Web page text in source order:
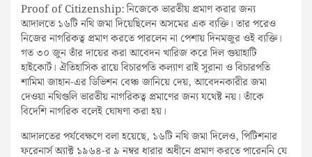
Proof of Citizenship: নিজেকে ভারতীয় প্রমাণ করার জন্য
আদালতে ১৬টি নথি জমা দিয়েছিলেন অসমের এক ব্যক্তি। তার পরেও
নিজের নাগরিকত্ব প্রমাণ করতে পারলেন না পেশায় দিনমজুর ওই ব্যক্তি।
গত ৩০ জুন তাঁর দায়ের করা আবেদন খারিজ করে দিল গুয়াহাটি
হাইকোর্ট। ঐতিহাসিক রায়ে বিচারপতি কল্যাণ রাই সুরানা ও বিচারপতি
শামিমা জাহান-এর ডিভিশন বেঞ্চ জানিয়ে দেয়, আবেদনকারীর জমা
দেওয়া নথিগুলি ভারতীয় নাগরিকত্ব প্রমাণের জন্য যথেষ্ট নয়। তাঁকে
বিদেশি নাগরিক বলেই ঘোষণা করা হয়।
আদালতের পর্যবেক্ষণে বলা হয়েছে, ১৬টি নথি জমা দিলেও, পিটিশনার
ফরেনার্স অ্যাক্ট ১৯৬৪-র ৯ নম্বর ধারার অধীনে প্রমাণ করতে পারেননি যে